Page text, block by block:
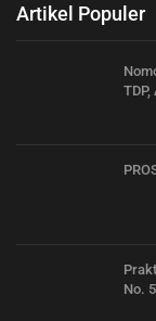
Artikel Populer
No.